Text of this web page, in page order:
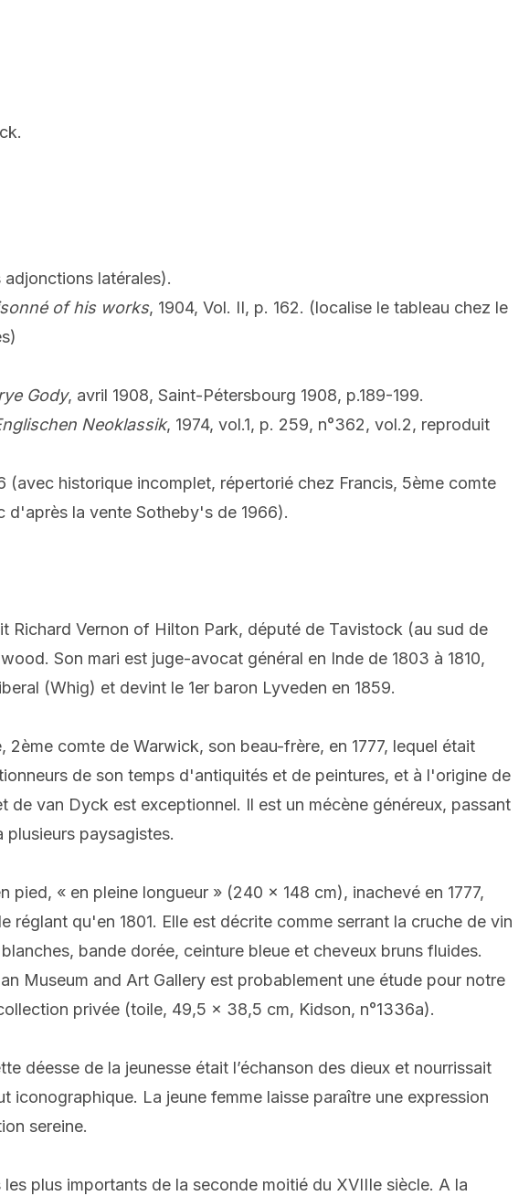
latérales).
of his works, 1904, Vol. II, p. 162. (localise le tableau chez le
Gody, avril 1908, Saint-Pétersbourg 1908, p.189-199.
Neoklassik, 1974, vol.1, p. 259, n°362, vol.2, reproduit
(avec historique incomplet, répertorié chez Francis, 5ème comte
d'après la vente Sotheby's de 1966).
Richard Vernon of Hilton Park, député de Tavistock (au sud de
Son mari est juge-avocat général en Inde de 1803 à 1810,
(Whig) et devint le 1er baron Lyveden en 1859.
comte de Warwick, son beau-frère, en 1777, lequel était
de son temps d'antiquités et de peintures, et à l'origine de
van Dyck est exceptionnel. Il est un mécène généreux, passant
plusieurs paysagistes.
« en pleine longueur » (240 x 148 cm), inachevé en 1777,
qu'en 1801. Elle est décrite comme serrant la cruche de vin
bande dorée, ceinture bleue et cheveux bruns fluides.
Museum and Art Gallery est probablement une étude pour notre
privée (toile, 49,5 x 38,5 cm, Kidson, n°1336a).
déesse de la jeunesse était l’échanson des dieux et nourrissait
La jeune femme laisse paraître une expression
sereine.
plus importants de la seconde moitié du XVIIIe siècle. A la